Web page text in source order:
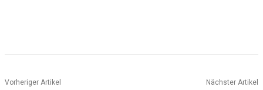
Vorheriger Artikel Nächster Artikel